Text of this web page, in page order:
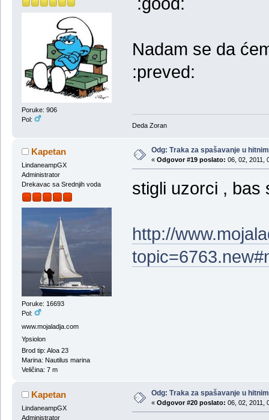
Poruke: 906
Pol:
Nadam se da
:preved:
Deda Zoran
Kapetan
LindaneampGX
Administrator
Drekavac sa Srednjih voda
Poruke: 16693
Pol:
www.mojaladja.com
Ypsiolon
Brod tip: Aloa 23
Marina: Nautilus marina
Veličina: 7 m
Odg: Тraka za spašavanje u
« Odgovor #19 poslato: 06, 02, 2011,
stigli uzorci , bas
http://
Kapetan
LindaneampGX
Administrator
Odg: Тraka za spašavanje u
« Odgovor #20 poslato: 06, 02, 2011,